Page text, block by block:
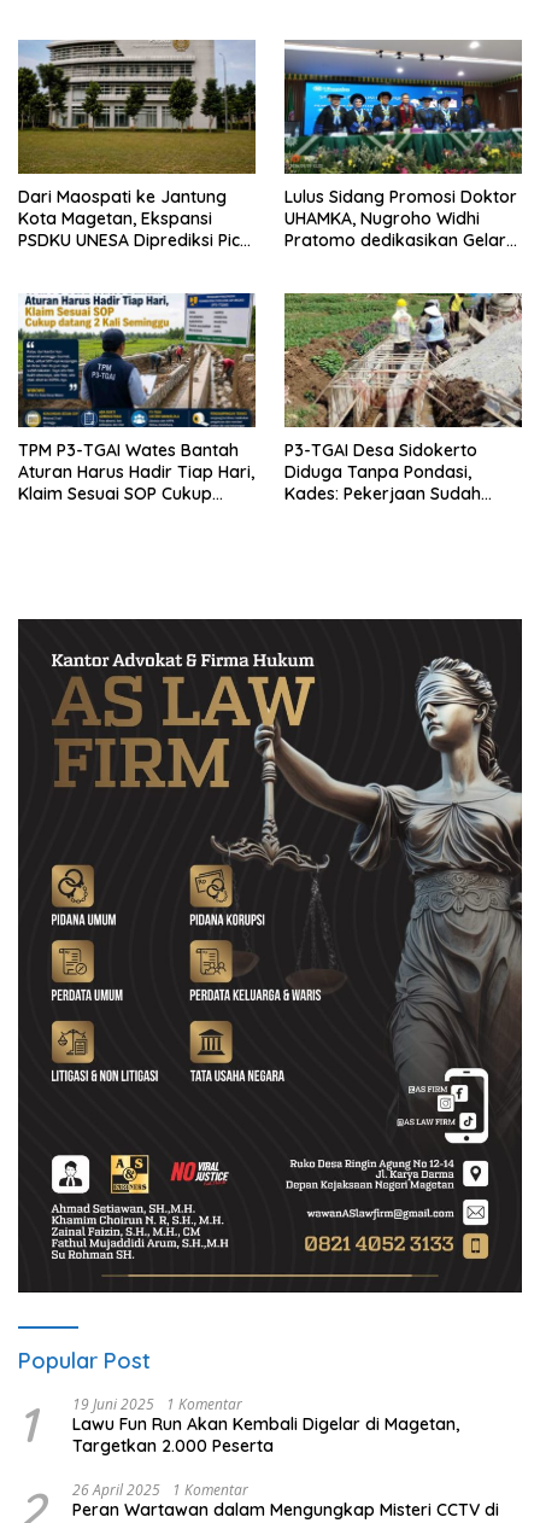
Dari Maospati ke Jantung
Kota Magetan, Ekspansi
PSDKU UNESA Diprediksi Picu
Lulus Sidang Promosi Doktor
UHAMKA, Nugroho Widhi
Pratomo dedikasikan Gelar
TPM P3-TGAI Wates Bantah
Aturan Harus Hadir Tiap Hari,
Klaim Sesuai SOP Cukup
P3-TGAI Desa Sidokerto
Diduga Tanpa Pondasi,
Kades: Pekerjaan Sudah
Popular Post
1 19 Juni 2025 1 Komentar
Lawu Fun Run Akan Kembali Digelar di Magetan,
Targetkan 2.000 Peserta
2 26 April 2025 1 Komentar
Peran Wartawan dalam Mengungkap Misteri CCTV di